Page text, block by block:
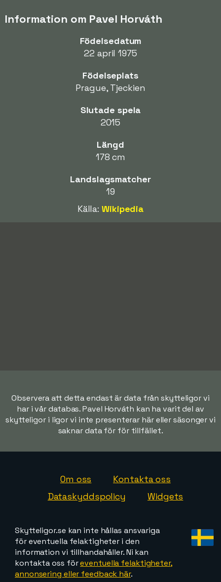
Information om Pavel Horváth
Födelsedatum
22 april 1975
Födelseplats
Prague, Tjeckien
Slutade spela
2015
Längd
178 cm
Landslagsmatcher
19
Källa:Wikipedia
Observera att detta endast är data från skytteligor vi
har i vår databas. Pavel Horváth kan ha varit del av
skytteligor i ligor vi inte presenterar här eller säsonger vi
saknar data för för tillfället.
Om oss
Kontakta oss
Dataskyddspolicy
Widgets
Skytteligor.se kan inte hållas ansvariga
för eventuella felaktigheter i den
information vi tillhandahåller. Ni kan
kontakta oss föreventuella felaktigheter,
annonsering eller feedback här.